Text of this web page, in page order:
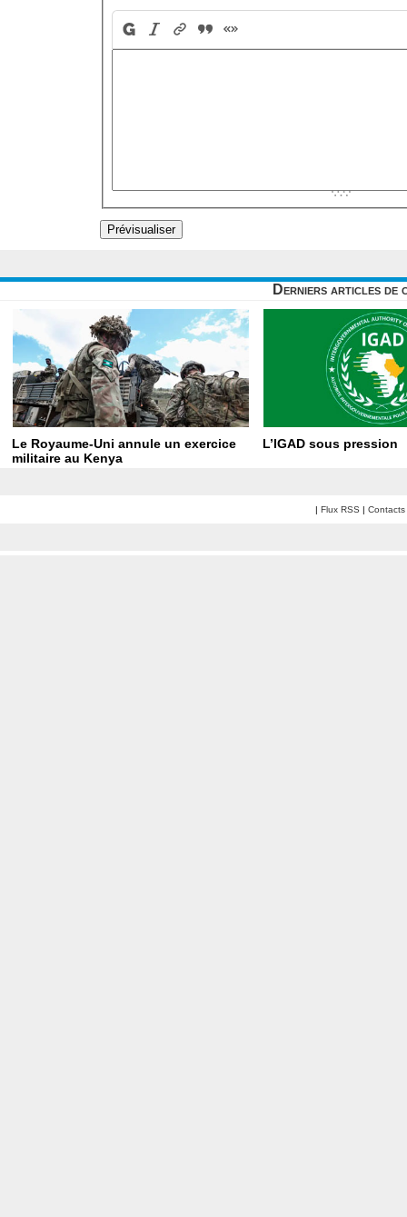
Derniers articles de
Le Royaume-Uni annule un exercice
militaire au Kenya
L’IGAD sous pression
| Flux RSS | Contacts